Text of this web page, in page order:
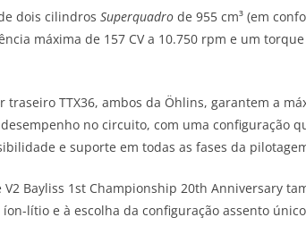
dois cilindros Superquadro de 955 cm³ (em
máxima de 157 CV a 10.750 rpm e um
TTX36, ambos da Öhlins, garantem a
no circuito, com uma configuração
e suporte em todas as fases da
Bayliss 1st Championship 20th Anniversary
lítio e à escolha da configuração assento